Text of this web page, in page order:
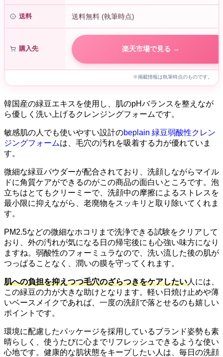
送料 送料無料 (執筆時点)
購入先 楽天市場で見る →
※掲載情報は執筆時点のものです。
韓国産の緑豆エキスを使用し、肌のpHバランスを整えなが
ら優しく洗い上げるクレンジングフォームです。
敏感肌の人でも使いやすい設計のbeplain 緑豆弱酸性クレン
ジングフォームは、毛穴の汚れを吸着する力が優れていま
す。
微細な緑豆パウダーが配合されており、洗顔しながらマイル
ドに角質ケアができるのがこの商品の面白いところです。泡
立ちはとてもクリーミーで、洗顔中の摩擦によるストレスを
最小限に抑えながら、老廃物をスッキリと取り除いてくれま
す。
PM2.5などの微細なホコリまで洗浄できる試験をクリアして
おり、外の汚れが気になる日の帰宅後にも心強い味方になり
ますね。弱酸性のフォーミュラなので、洗い流した後の肌が
つっぱることなく、潤いの膜を守ってくれます。
肌への負担を抑えつつ毛穴のざらつきをケアしたい人には、
この緑豆の力が大きな助けとなります。軽い日焼け止めや薄
いベースメイクであれば、一度の洗顔で落とせるのも嬉しい
ポイントです。
環境に配慮したパッケージを採用しているブランド姿勢も素
晴らしく、使うたびに心までリフレッシュできるような使い
心地です。健康的な肌状態をキープしたい人は、毎日の洗顔